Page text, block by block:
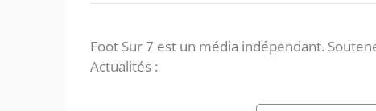
Foot Sur 7 est un média indépendant.
Actualités :